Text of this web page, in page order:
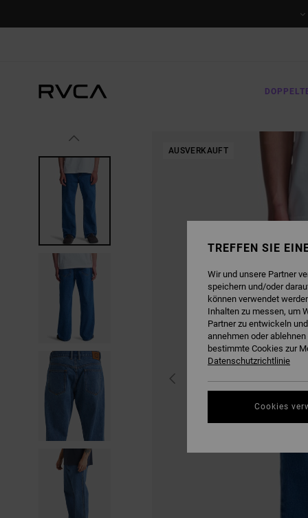
AUSVERKAUFT
TREFFEN SIE
Wir und unsere Partner
speichern und/oder
können verwendet
Inhalten zu messen, um
Partner zu entwickeln
annehmen oder
bestimmte Cookies zur
Datenschutzrichtlinie
Cookies